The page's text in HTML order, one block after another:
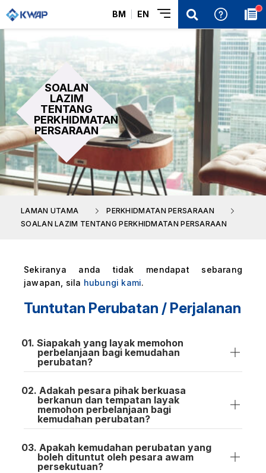
BM EN
SOALAN
LAZIM
TENTANG
PERKHIDMATAN
PERSARAAN
LAMAN UTAMA
PERKHIDMATAN PERSARAAN
SOALAN LAZIM TENTANG PERKHIDMATAN PERSARAAN
Sekiranya anda tidak mendapat sebarang
jawapan, sila hubungi kami.
Tuntutan Perubatan / Perjalanan
Siapakah yang layak memohon
perbelanjaan bagi kemudahan
perubatan?
Adakah pesara pihak berkuasa
berkanun dan tempatan layak
memohon perbelanjaan bagi
kemudahan perubatan?
Apakah kemudahan perubatan yang
boleh dituntut oleh pesara awam
persekutuan?